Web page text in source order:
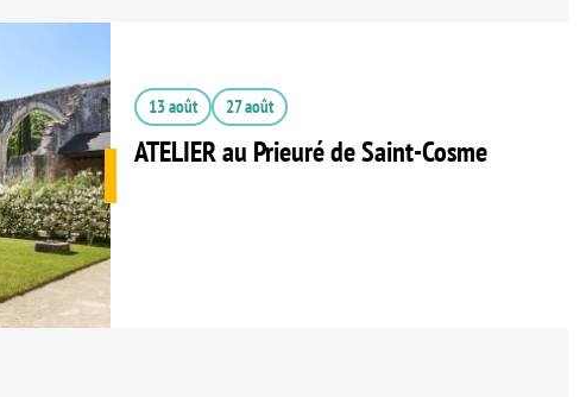
13 août 27 août
ATELIER au Prieuré de Saint-Cosme